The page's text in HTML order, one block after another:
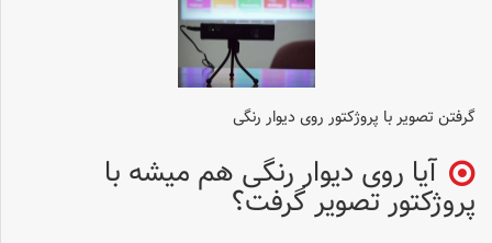
گرفتن تصویر با پروژکتور روی دیوار رنگی
آیا روی دیوار رنگی هم میشه با
پروژکتور تصویر گرفت؟